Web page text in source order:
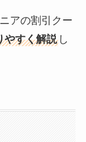
アの割引クー
やすく解説し